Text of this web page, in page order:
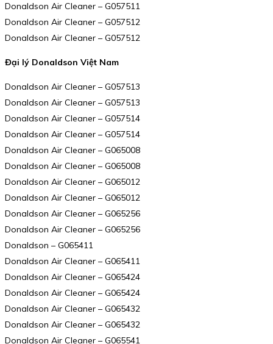
Donaldson Air Cleaner – G057511
Donaldson Air Cleaner – G057512
Donaldson Air Cleaner – G057512
Đại lý Donaldson Việt Nam
Donaldson Air Cleaner – G057513
Donaldson Air Cleaner – G057513
Donaldson Air Cleaner – G057514
Donaldson Air Cleaner – G057514
Donaldson Air Cleaner – G065008
Donaldson Air Cleaner – G065008
Donaldson Air Cleaner – G065012
Donaldson Air Cleaner – G065012
Donaldson Air Cleaner – G065256
Donaldson Air Cleaner – G065256
Donaldson – G065411
Donaldson Air Cleaner – G065411
Donaldson Air Cleaner – G065424
Donaldson Air Cleaner – G065424
Donaldson Air Cleaner – G065432
Donaldson Air Cleaner – G065432
Donaldson Air Cleaner – G065541